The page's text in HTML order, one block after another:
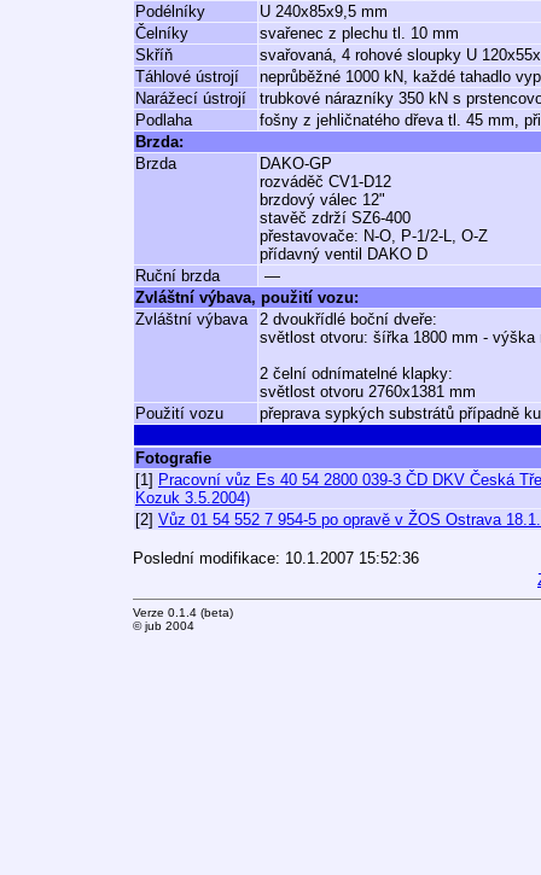
Podélníky
U 240x85x9,5 mm
Čelníky
svařenec z plechu tl. 10 mm
Skříň
svařovaná, 4 rohové sloupky U
Táhlové ústrojí
neprůběžné 1000 kN, každé tahadlo
Narážecí ústrojí
trubkové nárazníky 350 kN s
Podlaha
fošny z jehličnatého dřeva tl. 45 mm,
Brzda:
Brzda
DAKO-GP
rozváděč CV1-D12
brzdový válec 12"
stavěč zdrží SZ6-400
přestavovače: N-O, P-1/2-L, O-Z
přídavný ventil DAKO D
Ruční brzda
—
Zvláštní výbava, použití vozu:
Zvláštní výbava
2 dvoukřídlé boční dveře:
světlost otvoru: šířka 1800 mm - výška
2 čelní odnímatelné klapky:
světlost otvoru 2760x1381 mm
Použití vozu
přeprava sypkých substrátů případně
Fotografie
[1] Pracovní vůz Es 40 54 2800 039-3 ČD DKV Česká
Kozuk 3.5.2004)
[2] Vůz 01 54 552 7 954-5 po opravě v ŽOS Ostrava
Poslední modifikace: 10.1.2007 15:52:36
Verze 0.1.4 (beta)
© jub 2004